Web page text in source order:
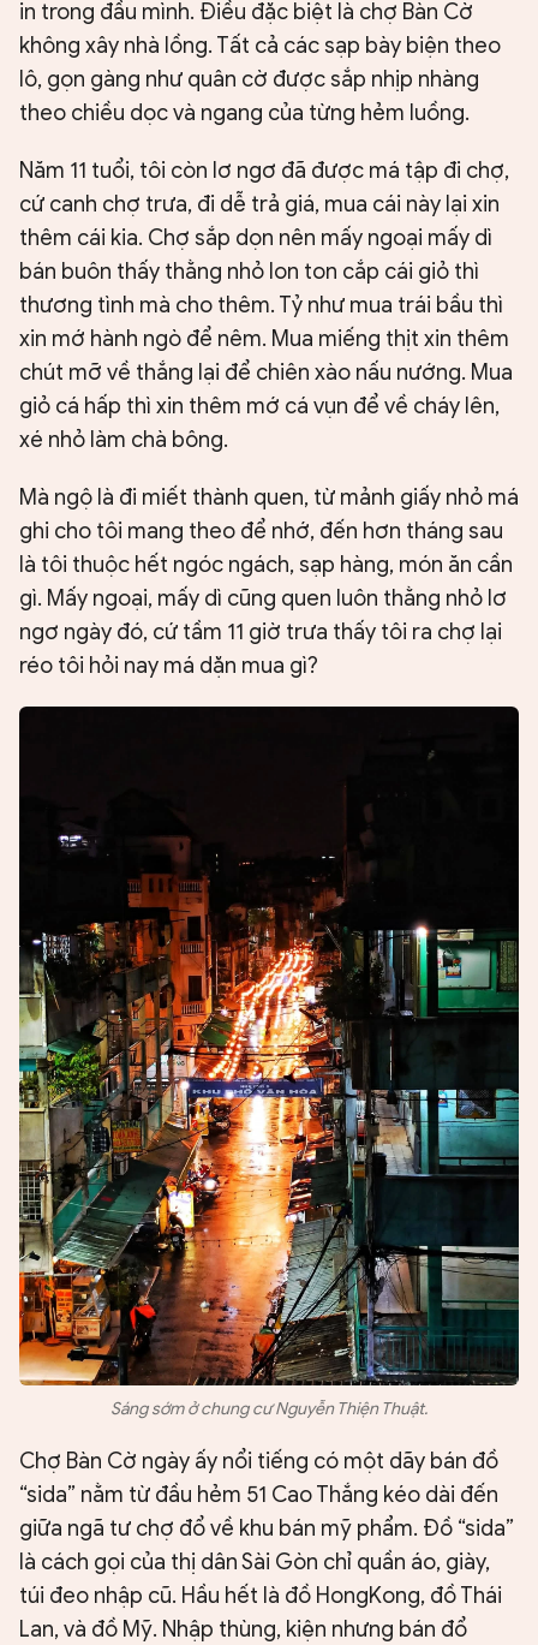
in trong đầu mình. Điều đặc biệt là chợ Bàn Cờ
không xây nhà lồng. Tất cả các sạp bày biện theo
lô, gọn gàng như quân cờ được sắp nhịp nhàng
theo chiều dọc và ngang của từng hẻm luồng.
Năm 11 tuổi, tôi còn lơ ngơ đã được má tập đi chợ,
cứ canh chợ trưa, đi dễ trả giá, mua cái này lại xin
thêm cái kia. Chợ sắp dọn nên mấy ngoại mấy dì
bán buôn thấy thằng nhỏ lon ton cắp cái giỏ thì
thương tình mà cho thêm. Tỷ như mua trái bầu thì
xin mớ hành ngò để nêm. Mua miếng thịt xin thêm
chút mỡ về thắng lại để chiên xào nấu nướng. Mua
giỏ cá hấp thì xin thêm mớ cá vụn để về cháy lên,
xé nhỏ làm chà bông.
Mà ngộ là đi miết thành quen, từ mảnh giấy nhỏ má
ghi cho tôi mang theo để nhớ, đến hơn tháng sau
là tôi thuộc hết ngóc ngách, sạp hàng, món ăn cần
gì. Mấy ngoại, mấy dì cũng quen luôn thằng nhỏ lơ
ngơ ngày đó, cứ tầm 11 giờ trưa thấy tôi ra chợ lại
réo tôi hỏi nay má dặn mua gì?
Sáng sớm ở chung cư Nguyễn Thiện Thuật.
Chợ Bàn Cờ ngày ấy nổi tiếng có một dãy bán đồ
“sida” nằm từ đầu hẻm 51 Cao Thắng kéo dài đến
giữa ngã tư chợ đổ về khu bán mỹ phẩm. Đồ “sida”
là cách gọi của thị dân Sài Gòn chỉ quần áo, giày,
túi đeo nhập cũ. Hầu hết là đồ HongKong, đồ Thái
Lan, và đồ Mỹ. Nhập thùng, kiện nhưng bán đổ